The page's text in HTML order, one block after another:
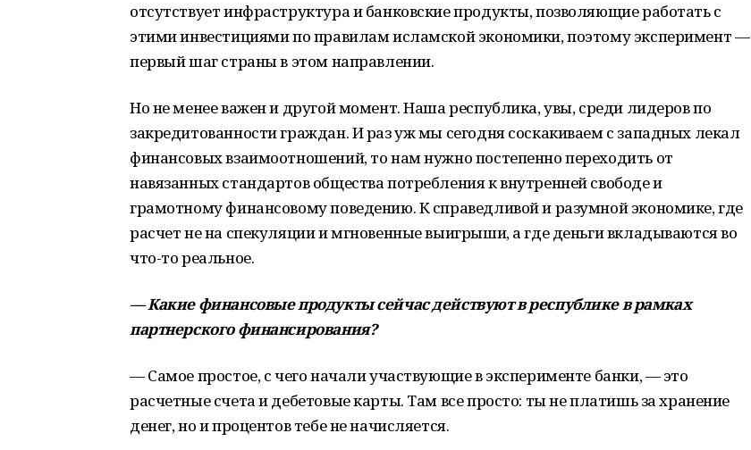
отсутствует инфраструктура и банковские продукты, позволяющие работать с
этими инвестициями по правилам исламской экономики, поэтому эксперимент —
первый шаг страны в этом направлении.
Но не менее важен и другой момент. Наша республика, увы, среди лидеров по
закредитованности граждан. И раз уж мы сегодня соскакиваем с западных лекал
финансовых взаимоотношений, то нам нужно постепенно переходить от
навязанных стандартов общества потребления к внутренней свободе и
грамотному финансовому поведению. К справедливой и разумной экономике, где
расчет не на спекуляции и мгновенные выигрыши, а где деньги вкладываются во
что-то реальное.
— Какие финансовые продукты сейчас действуют в республике в рамках
партнерского финансирования?
— Самое простое, с чего начали участвующие в эксперименте банки, — это
расчетные счета и дебетовые карты. Там все просто: ты не платишь за хранение
денег, но и процентов тебе не начисляется.